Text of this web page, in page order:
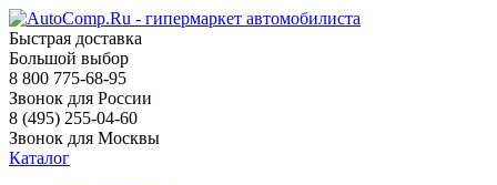
Быстрая доставка
Большой выбор
8 800 775-68-95
Звонок для России
8 (495) 255-04-60
Звонок для Москвы
Каталог